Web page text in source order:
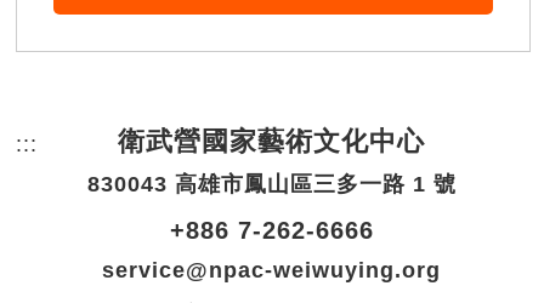
::: 頁尾網站資訊。
衛武營國家藝術文化中心
830043 高雄市鳳山區三多一路 1 號
+886 7-262-6666
service@npac-weiwuying.org